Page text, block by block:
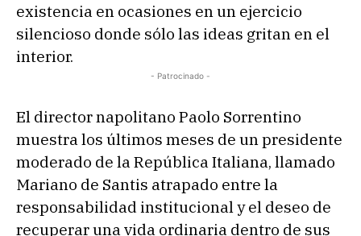
existencia en ocasiones en un ejercicio
silencioso donde sólo las ideas gritan en el
interior.
- Patrocinado -
El director napolitano Paolo Sorrentino
muestra los últimos meses de un presidente
moderado de la República Italiana, llamado
Mariano de Santis atrapado entre la
responsabilidad institucional y el deseo de
recuperar una vida ordinaria dentro de sus